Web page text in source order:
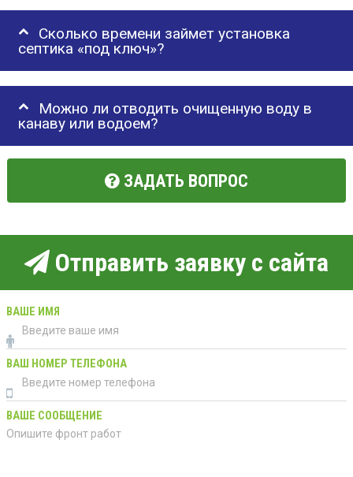
Сколько времени займет установка
септика «под ключ»?
Можно ли отводить очищенную воду в
канаву или водоем?
ЗАДАТЬ ВОПРОС
Отправить заявку с сайта
ВАШЕ ИМЯ
ВАШ НОМЕР ТЕЛЕФОНА
ВАШЕ СООБЩЕНИЕ